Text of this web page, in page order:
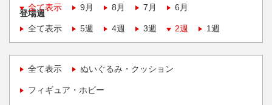
全て表示
9月 8月 7月 6月
登場週
全て表示
5週 4週 3週 2週 1週
全て表示 ぬいぐるみ・クッション
フィギュア・ホビー